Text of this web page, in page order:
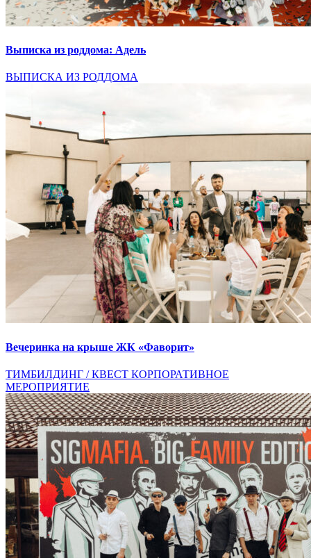
Выписка из роддома: Адель
ВЫПИСКА ИЗ РОДДОМА
Вечеринка на крыше ЖК «Фаворит»
ТИМБИЛДИНГ / КВЕСТ КОРПОРАТИВНОЕ
МЕРОПРИЯТИЕ